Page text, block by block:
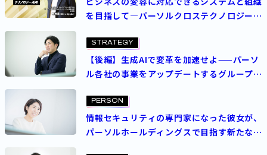
を目指して―パーソルクロステクノロジーが
STRATEGY
【後編】生成AIで変革を加速せよ——パーソ
ル各社の事業をアップデートするグループ
PERSON
情報セキュリティの専門家になった彼女が、
パーソルホールディングスで目指す新たな